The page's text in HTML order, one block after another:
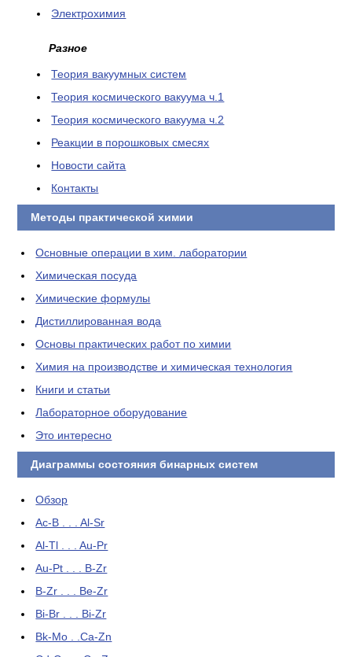
Электрохимия
Разное
Теория вакуумных систем
Теория космического вакуума ч.1
Теория космического вакуума ч.2
Реакции в порошковых смесях
Новости сайта
Контакты
Методы практической химии
Основные операции в хим. лаборатории
Химическая посуда
Химические формулы
Дистиллированная вода
Основы практических работ по химии
Химия на производстве и химическая технология
Книги и статьи
Лабораторное оборудование
Это интересно
Диаграммы состояния бинарных систем
Обзор
Ac-B . . . Al-Sr
Al-Tl . . . Au-Pr
Au-Pt . . . B-Zr
B-Zr . . . Be-Zr
Bi-Br . . . Bi-Zr
Bk-Mo . .Ca-Zn